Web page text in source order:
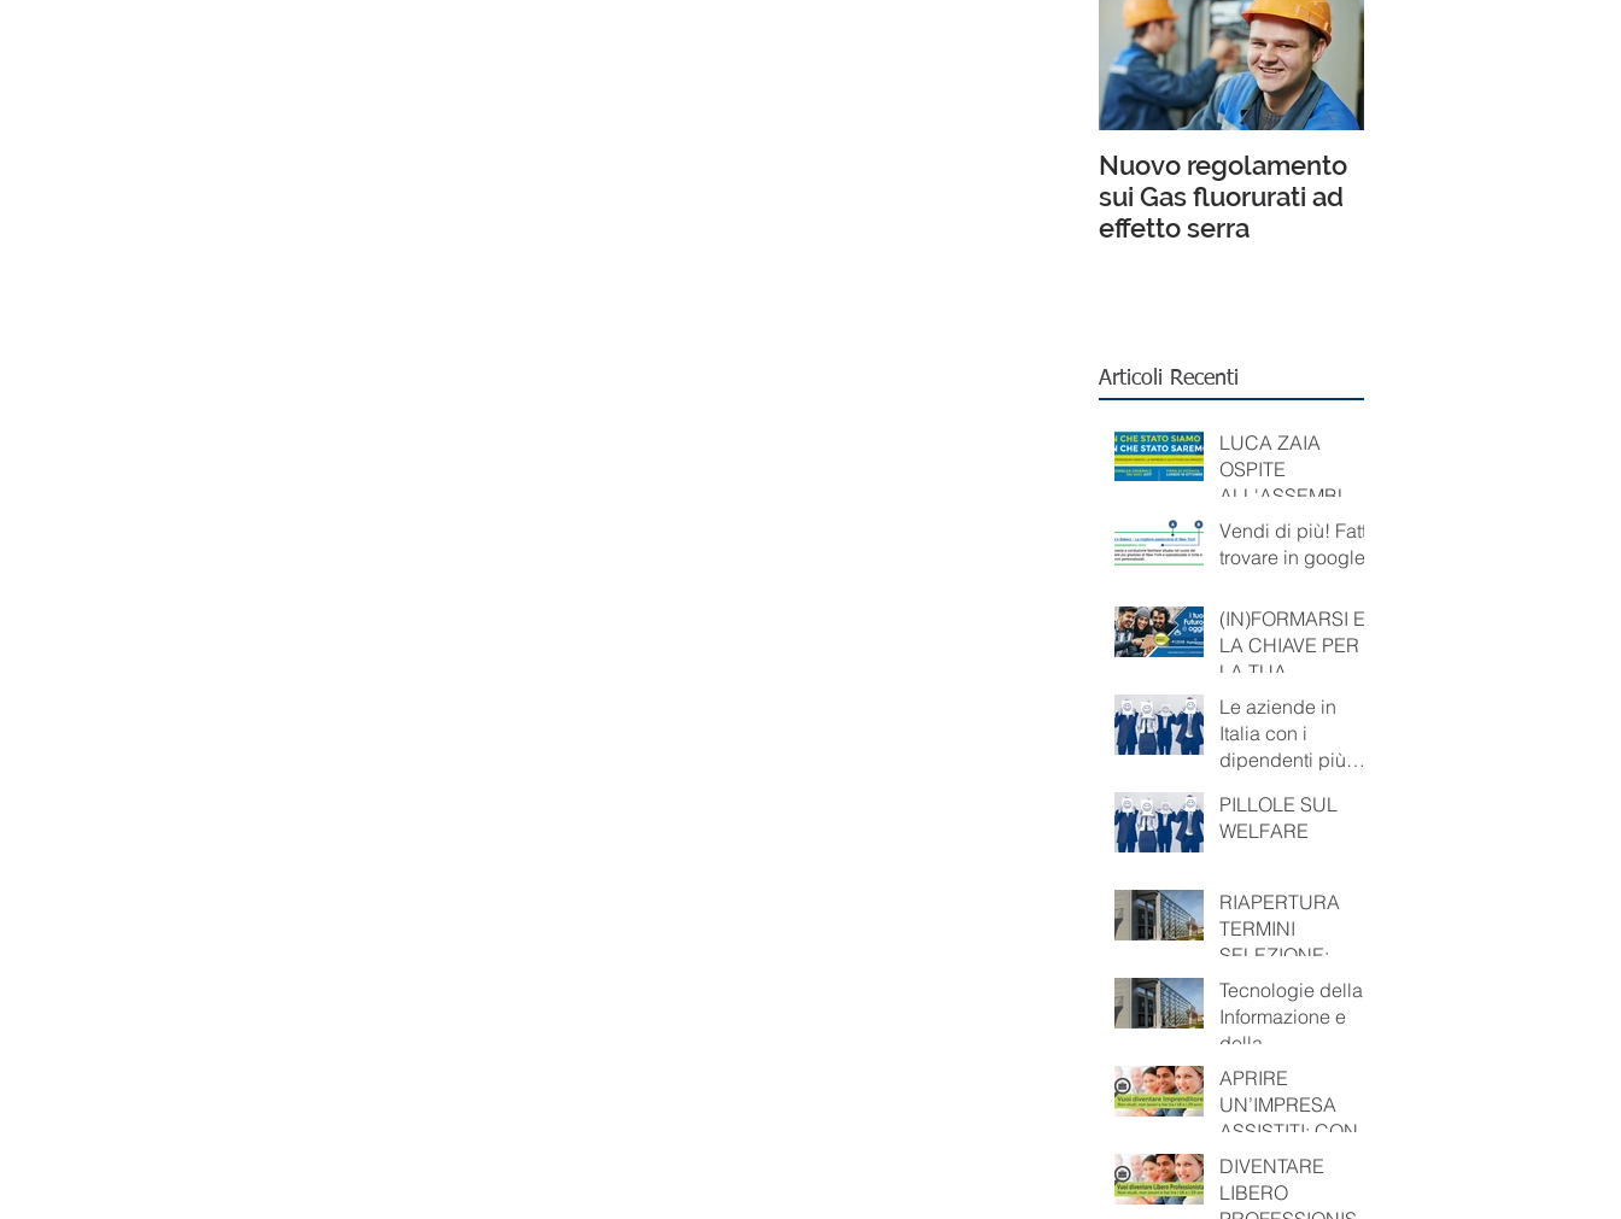
Nuovo regolamento
sui Gas fluorurati ad
effetto serra
Articoli Recenti
LUCA ZAIA
OSPITE
ALL'ASSEMBLEA
DEI SOCI DI
CONFARTIGIANA
TO VICENZA
Vendi di più! Fatti
trovare in google!
(IN)FORMARSI E’
LA CHIAVE PER
LA TUA
PROFESSIONALIT
A’. IL TUO
FUTURO E’ OGGI!
Le aziende in
Italia con i
dipendenti più
PILLOLE SUL
WELFARE
RIAPERTURA
TERMINI
SELEZIONE:
Tecnologie della
Informazione e
della
Tecnico Superior
Tecnologie della
Informazione e
della
Comunicazione –
Tecnico Superiore
per i Metodi e le
APRIRE
UN’IMPRESA
ASSISTITI: CON
CESAR SI PUÒ
DIVENTARE
LIBERO